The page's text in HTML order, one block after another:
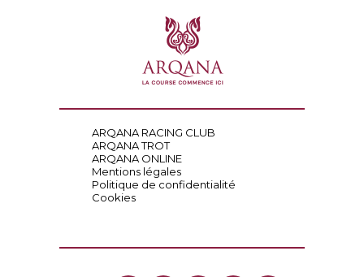
ARQANA RACING CLUB
ARQANA TROT
ARQANA ONLINE
Mentions légales
Politique de confidentialité
Cookies